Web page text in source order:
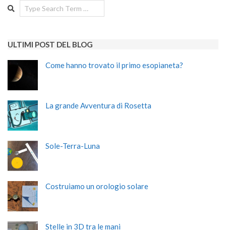
Search
ULTIMI POST DEL BLOG
Come hanno trovato il primo esopianeta?
La grande Avventura di Rosetta
Sole-Terra-Luna
Costruiamo un orologio solare
Stelle in 3D tra le mani